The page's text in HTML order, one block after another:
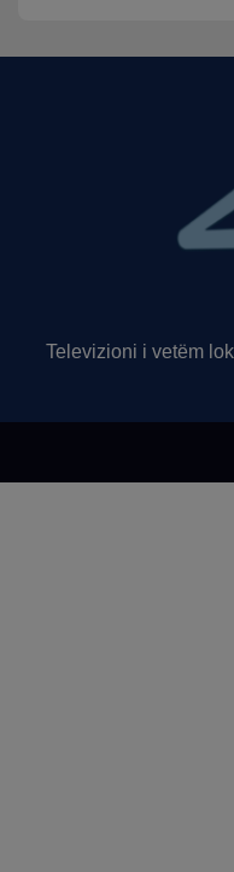
Televizioni i vetëm